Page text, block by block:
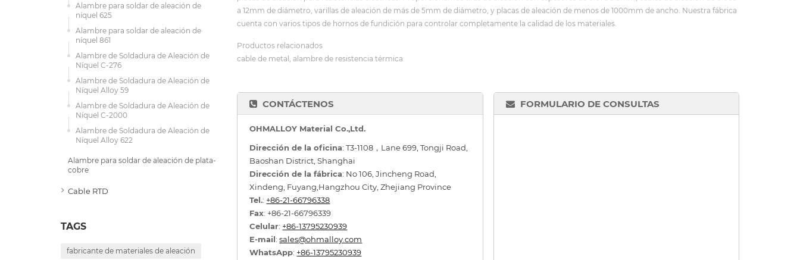
a 12mm de diámetro, varillas de aleación de más de 5mm de diámetro, y placas de aleación de menos de 1000mm de ancho. Nuestra fábrica
cuenta con varios tipos de hornos de fundición para controlar completamente la calidad de los materiales.
Productos relacionados
cable de metal, alambre de resistencia térmica
FORMULARIO DE CONSULTAS
CONTÁCTENOS
OHMALLOY Material Co.,Ltd.
Dirección de la oficina: T3-1108，Lane 699, Tongji Road,
Baoshan District, Shanghai
Dirección de la fábrica: No 106, Jincheng Road,
Xindeng, Fuyang,Hangzhou City, Zhejiang Province
Tel.: +86-21-66796338
Fax: +86-21-66796339
Celular: +86-13795230939
E-mail:sales@ohmalloy.com
WhatsApp: +86-13795230939
Alambre para soldar de aleación de
níquel 625
Alambre para soldar de aleación de
níquel 861
Alambre de Soldadura de Aleación de
Níquel C-276
Alambre de Soldadura de Aleación de
Níquel Alloy 59
Alambre de Soldadura de Aleación de
Níquel C-2000
Alambre de Soldadura de Aleación de
Níquel Alloy 622
Alambre para soldar de aleación de plata-
cobre
Cable RTD
TAGS
fabricante de materiales de aleación